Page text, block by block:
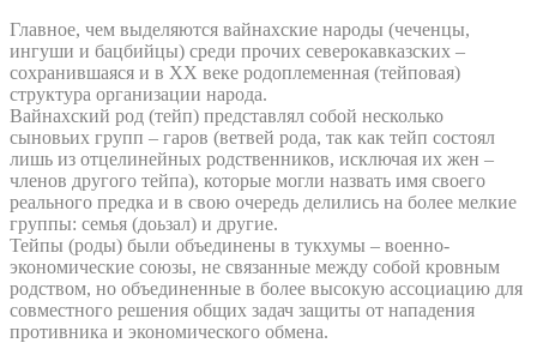
Главное, чем выделяются вайнахские народы (чеченцы,
ингуши и бацбийцы) среди прочих северокавказских –
сохранившаяся и в XX веке родоплеменная (тейповая)
структура организации народа.
Вайнахский род (тейп) представлял собой несколько
сыновьих групп – гаров (ветвей рода, так как тейп состоял
лишь из отцелинейных родственников, исключая их жен –
членов другого тейпа), которые могли назвать имя своего
реального предка и в свою очередь делились на более мелкие
группы: семья (доьзал) и другие.
Тейпы (роды) были объединены в тукхумы – военно-
экономические союзы, не связанные между собой кровным
родством, но объединенные в более высокую ассоциацию для
совместного решения общих задач защиты от нападения
противника и экономического обмена.